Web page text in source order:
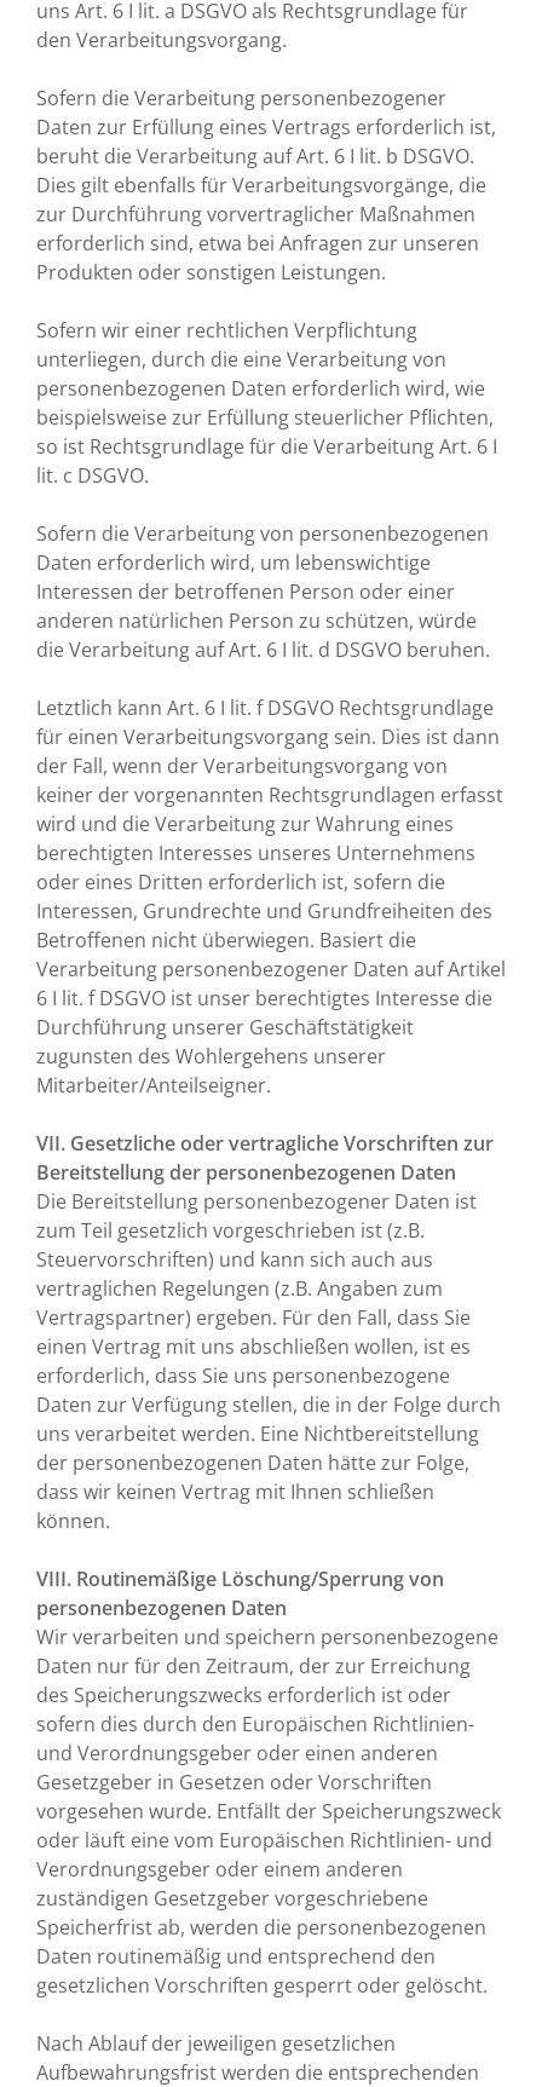
uns Art. 6 I lit. a DSGVO als Rechtsgrundlage für
den Verarbeitungsvorgang.
Sofern die Verarbeitung personenbezogener
Daten zur Erfüllung eines Vertrags erforderlich ist,
beruht die Verarbeitung auf Art. 6 I lit. b DSGVO.
Dies gilt ebenfalls für Verarbeitungsvorgänge, die
zur Durchführung vorvertraglicher Maßnahmen
erforderlich sind, etwa bei Anfragen zur unseren
Produkten oder sonstigen Leistungen.
Sofern wir einer rechtlichen Verpflichtung
unterliegen, durch die eine Verarbeitung von
personenbezogenen Daten erforderlich wird, wie
beispielsweise zur Erfüllung steuerlicher Pflichten,
so ist Rechtsgrundlage für die Verarbeitung Art. 6 I
lit. c DSGVO.
Sofern die Verarbeitung von personenbezogenen
Daten erforderlich wird, um lebenswichtige
Interessen der betroffenen Person oder einer
anderen natürlichen Person zu schützen, würde
die Verarbeitung auf Art. 6 I lit. d DSGVO beruhen.
Letztlich kann Art. 6 I lit. f DSGVO Rechtsgrundlage
für einen Verarbeitungsvorgang sein. Dies ist dann
der Fall, wenn der Verarbeitungsvorgang von
keiner der vorgenannten Rechtsgrundlagen erfasst
wird und die Verarbeitung zur Wahrung eines
berechtigten Interesses unseres Unternehmens
oder eines Dritten erforderlich ist, sofern die
Interessen, Grundrechte und Grundfreiheiten des
Betroffenen nicht überwiegen. Basiert die
Verarbeitung personenbezogener Daten auf Artikel
6 I lit. f DSGVO ist unser berechtigtes Interesse die
Durchführung unserer Geschäftstätigkeit
zugunsten des Wohlergehens unserer
Mitarbeiter/Anteilseigner.
VII. Gesetzliche oder vertragliche Vorschriften zur
Bereitstellung der personenbezogenen Daten
Die Bereitstellung personenbezogener Daten ist
zum Teil gesetzlich vorgeschrieben ist (z.B.
Steuervorschriften) und kann sich auch aus
vertraglichen Regelungen (z.B. Angaben zum
Vertragspartner) ergeben. Für den Fall, dass Sie
einen Vertrag mit uns abschließen wollen, ist es
erforderlich, dass Sie uns personenbezogene
Daten zur Verfügung stellen, die in der Folge durch
uns verarbeitet werden. Eine Nichtbereitstellung
der personenbezogenen Daten hätte zur Folge,
dass wir keinen Vertrag mit Ihnen schließen
können.
VIII. Routinemäßige Löschung/Sperrung von
personenbezogenen Daten
Wir verarbeiten und speichern personenbezogene
Daten nur für den Zeitraum, der zur Erreichung
des Speicherungszwecks erforderlich ist oder
sofern dies durch den Europäischen Richtlinien-
und Verordnungsgeber oder einen anderen
Gesetzgeber in Gesetzen oder Vorschriften
vorgesehen wurde. Entfällt der Speicherungszweck
oder läuft eine vom Europäischen Richtlinien- und
Verordnungsgeber oder einem anderen
zuständigen Gesetzgeber vorgeschriebene
Speicherfrist ab, werden die personenbezogenen
Daten routinemäßig und entsprechend den
gesetzlichen Vorschriften gesperrt oder gelöscht.
Nach Ablauf der jeweiligen gesetzlichen
Aufbewahrungsfrist werden die entsprechenden